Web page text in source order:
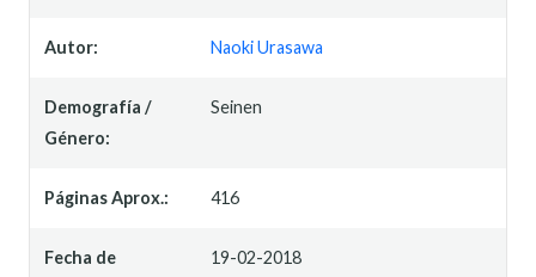
Autor: Naoki Urasawa
Demografía /
Género:
Seinen
Páginas Aprox.: 416
Fecha de
19-02-2018